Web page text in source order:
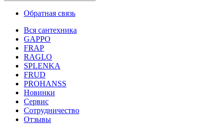
Обратная связь
Вся сантехника
GAPPO
FRAP
RAGLO
SPLENKA
FRUD
PROHANSS
Новинки
Сервис
Сотрудничество
Отзывы